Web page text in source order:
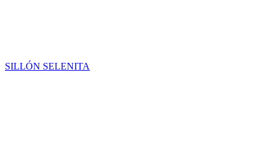
SILLÓN SELENITA